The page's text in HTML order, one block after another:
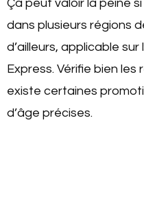
Ça peut valoir la peine
dans plusieurs régions
d’ailleurs, applicable
Express. Vérifie bien les
existe certaines
d’âge précises.